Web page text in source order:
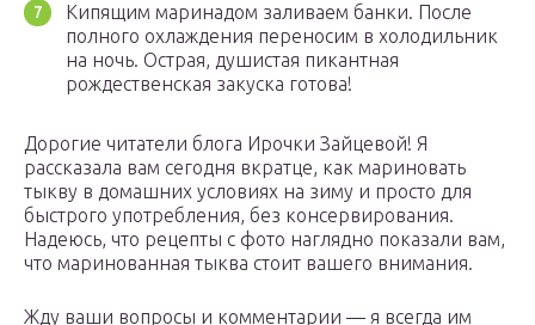
Кипящим маринадом заливаем банки. После
полного охлаждения переносим в холодильник
на ночь. Острая, душистая пикантная
рождественская закуска готова!
Дорогие читатели блога Ирочки Зайцевой! Я
рассказала вам сегодня вкратце, как мариновать
тыкву в домашних условиях на зиму и просто для
быстрого употребления, без консервирования.
Надеюсь, что рецепты с фото наглядно показали вам,
что маринованная тыква стоит вашего внимания.
Жду ваши вопросы и комментарии — я всегда им